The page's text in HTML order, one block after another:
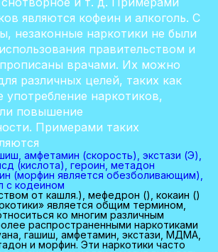
являются кофеин и алкоголь. С
незаконные наркотики не были
правительством и
врачами. Их можно
различных целей, таких как
употребление наркотиков,
повышение
Примерами таких
амфетамин (скорость), экстази (Э),
(кислота), героин, метадон
(морфин является обезболивающим),
с кодеином
от кашля.), мефедрон (), кокаин ()
является общим термином,
ко многим различным
распространенными наркотиками
гашиш, амфетамин, экстази, МДМА,
и морфин. Эти наркотики часто